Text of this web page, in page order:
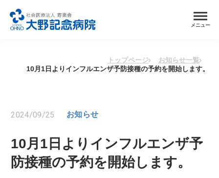
メニュー
トップページ
お知らせ一覧
10月1日よりインフルエンザ予防接種の予約を開始します。
2024/09/25 お知らせ
10月1日よりインフルエンザ予
防接種の予約を開始します。